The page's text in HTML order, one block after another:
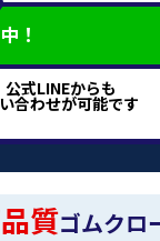
！
公式LINEからも
合わせが可能です
質ゴムクロ